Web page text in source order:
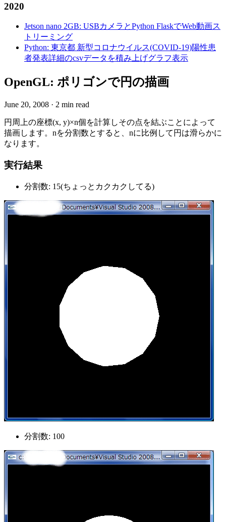
2020
Jetson nano 2GB: USBカメラとPython FlaskでWeb動画ス
トリーミング
Python: 東京都 新型コロナウイルス(COVID-19)陽性患
者発表詳細のcsvデータを積み上げグラフ表示
OpenGL: ポリゴンで円の描画
June 20, 2008 · 2 min read
円周上の座標(x, y)×n個を計算しその点を結ぶことによって
描画します。nを分割数とすると、nに比例して円は滑らかに
なります。
実行結果
分割数: 15(ちょっとカクカクしてる)
分割数: 100